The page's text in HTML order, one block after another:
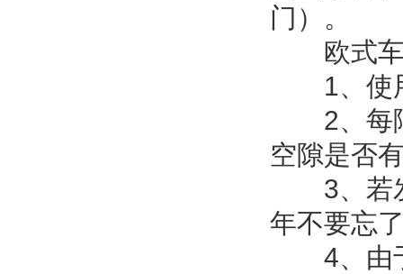
门）。
欧式车
1、使用
2、每隔
空隙是否
3、若发
年不要忘
4、由于